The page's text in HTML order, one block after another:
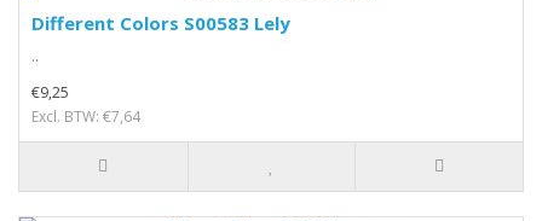
Different Colors S00583 Lely
..
€9,25
Excl. BTW: €7,64